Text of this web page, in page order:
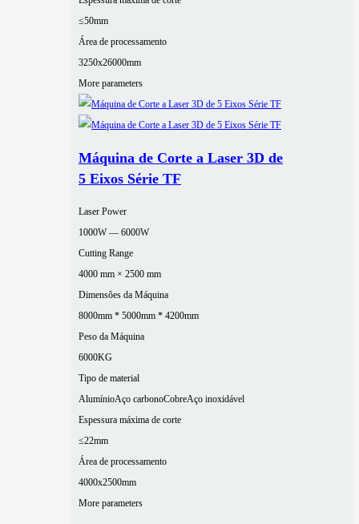
≤50mm
Área de processamento
3250x26000mm
More parameters
Máquina de Corte a Laser 3D de
5 Eixos Série TF
Laser Power
1000W — 6000W
Cutting Range
4000 mm × 2500 mm
Dimensões da Máquina
8000mm * 5000mm * 4200mm
Peso da Máquina
6000KG
Tipo de material
AlumínioAço carbonoCobreAço inoxidável
Espessura máxima de corte
≤22mm
Área de processamento
4000x2500mm
More parameters